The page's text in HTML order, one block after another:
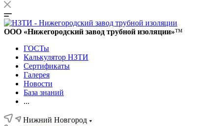
ООО «Нижегородский завод трубной изоляции»™
ГОСТы
Калькулятор НЗТИ
Сертификаты
Галерея
Новости
База знаний
...
Нижний Новгород